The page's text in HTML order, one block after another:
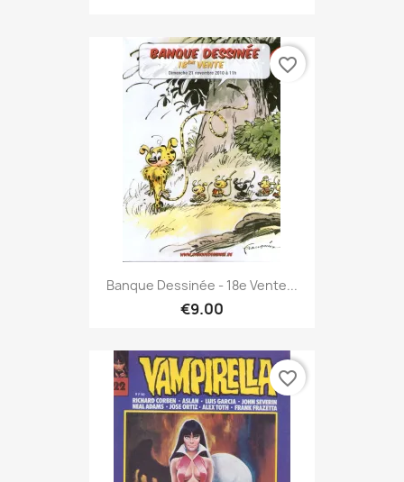
Banque Dessinée - 18e Vente...
€9.00
favorite_border
favorite_border